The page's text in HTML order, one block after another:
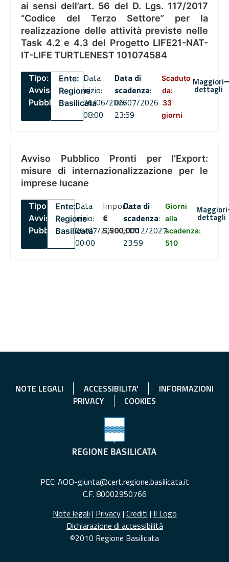
ai sensi dell’art. 56 del D. Lgs. 117/2017
“Codice del Terzo Settore” per la
realizzazione delle attività previste nelle
Task 4.2 e 4.3 del Progetto LIFE21-NAT-
IT-LIFE TURTLENEST 101074584
Tipo:
Avviso
Pubblico
Ente:
Regione
Basilicata
Data
inizio:
26/06/2026
08:00
Data di
scadenza:
06/07/2026
23:59
Scaduto
da:
33
giorni
Maggiori
dettagli
Avviso Pubblico Pronti per l’Export:
misure di internazionalizzazione per le
imprese lucane
Tipo:
Avviso
Pubblico
Ente:
Regione
Basilicata
Data
inizio:
06/07/2026
00:00
Importo
€
5,500,000
Data di
scadenza:
31/12/2027
23:59
Giorni
alla
scadenza:
510
Maggiori
dettagli
NOTE LEGALI ACCESSIBILITA'
INFORMAZIONI
PRIVACY
COOKIES
PEC: AOO-giunta@cert.regione.basilicata.it
C.F. 80002950766
Note legali | Privacy| Crediti | Il Logo
Dichiarazione di accessibilità
©2010 Regione Basilicata